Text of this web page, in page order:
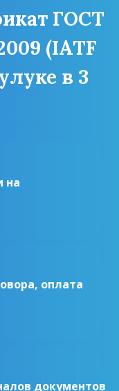
ГОСТ
(IATF
в 3
на
оплата
документов